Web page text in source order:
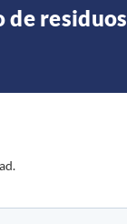
de residuos